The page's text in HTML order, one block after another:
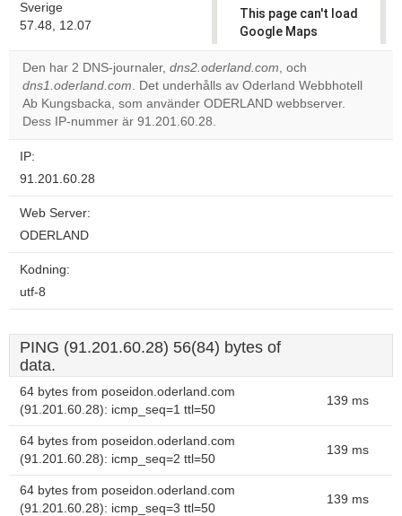
Sverige
57.48, 12.07
This page can't load
Google Maps
correctly.
Do you
own this
OK
Den har 2 DNS-journaler, dns2.oderland.com, och
dns1.oderland.com. Det underhålls av Oderland Webbhotell
Ab Kungsbacka, som använder ODERLAND webbserver.
Dess IP-nummer är 91.201.60.28.
IP:
91.201.60.28
Web Server:
ODERLAND
Kodning:
utf-8
PING (91.201.60.28) 56(84) bytes of
data.
64 bytes from poseidon.oderland.com
(91.201.60.28): icmp_seq=1 ttl=50
139 ms
64 bytes from poseidon.oderland.com
(91.201.60.28): icmp_seq=2 ttl=50
139 ms
64 bytes from poseidon.oderland.com
(91.201.60.28): icmp_seq=3 ttl=50
139 ms